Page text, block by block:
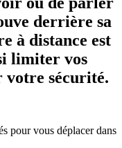
derrière sa
à distance est
limiter vos
votre sécurité.
pour vous déplacer dans